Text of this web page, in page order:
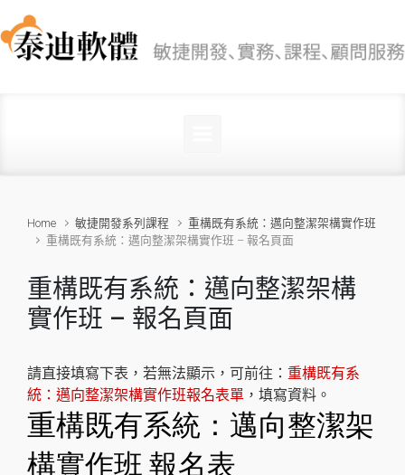
Skip to main content
Home 敏捷開發系列課程
重構既有系統：邁向整潔架構實作班
重構既有系統：邁向整潔架構實作班 – 報名頁面
重構既有系統：邁向整潔架構
實作班 – 報名頁面
請直接填寫下表，若無法顯示，可前往： 重構既有系
統：邁向整潔架構實作班報名表單 ，填寫資料。